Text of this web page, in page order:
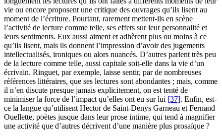
vie ou encore proposent une critique des ouvrages qu’ils lisent au
moment de l’écriture. Pourtant, rarement mettent-ils en scène
l’activité de lecture comme telle, ses effets sur leur personnalité et
leurs sentiments. Eux aussi aiment et adhèrent plus ou moins à ce
qu’ils lisent, mais ils donnent l’impression d’avoir des jugements
intellectualisés, ironiques ou alors nuancés. D’autres parlent très peu
de la lecture comme telle, aussi capitale soit-elle dans la vie d’un
écrivain. Ringuet, par exemple, laisse sentir, par de nombreuses
références littéraires, que ses lectures sont abondantes ; mais, comme
il n’en discute presque jamais explicitement, on est tenté de
minimiser la force de l’impact qu’elles ont eu sur lui [37]. Enfin, est-
ce la langue qu’utilisent Hector de Saint-Denys Garneau et Fernand
Ouellette, poètes jusque dans leur prose intime, qui tend à magnifier
une activité que d’autres décrivent d’une manière plus prosaïque ?